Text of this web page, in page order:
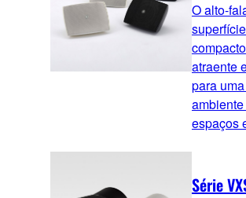
O alto-
atraente
para
espaços
Série